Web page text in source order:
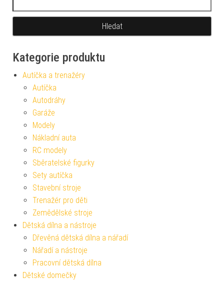
Kategorie produktu
Autíčka a trenažéry
Autíčka
Autodráhy
Garáže
Modely
Nákladní auta
RC modely
Sběratelské figurky
Sety autíčka
Stavební stroje
Trenažér pro děti
Zemědělské stroje
Dětská dílna a nástroje
Dřevěná dětská dílna a nářadí
Nářadí a nástroje
Pracovní dětská dílna
Dětské domečky